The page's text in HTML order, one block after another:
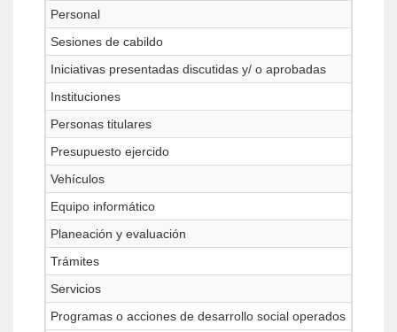
Personal
Sesiones de cabildo
Iniciativas presentadas discutidas y/ o aprobadas
Instituciones
Personas titulares
Presupuesto ejercido
Vehículos
Equipo informático
Planeación y evaluación
Trámites
Servicios
Programas o acciones de desarrollo social operados